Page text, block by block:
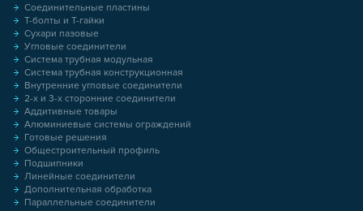
Соединительные пластины
Т-болты и Т-гайки
Сухари пазовые
Угловые соединители
Система трубная модульная
Система трубная конструкционная
Внутренние угловые соединители
2-х и 3-х сторонние соединители
Аддитивные товары
Алюминиевые системы ограждений
Готовые решения
Общестроительный профиль
Подшипники
Линейные соединители
Дополнительная обработка
Параллельные соединители